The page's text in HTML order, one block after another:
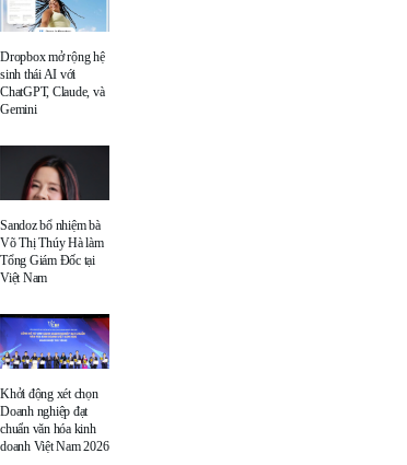
Dropbox mở rộng hệ
sinh thái AI với
ChatGPT, Claude, và
Gemini
Sandoz bổ nhiệm bà
Võ Thị Thúy Hà làm
Tổng Giám Đốc tại
Việt Nam
Khởi động xét chọn
Doanh nghiệp đạt
chuẩn văn hóa kinh
doanh Việt Nam 2026